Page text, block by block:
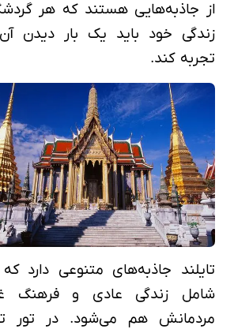
از جاذبه‌هایی هستند که هر
زندگی خود باید یک بار دیدن
تجربه کند.
تایلند جاذبه‌های متنوعی دارد
شامل زندگی عادی و فرهنگ
مردمانش هم می‌شود. در تور